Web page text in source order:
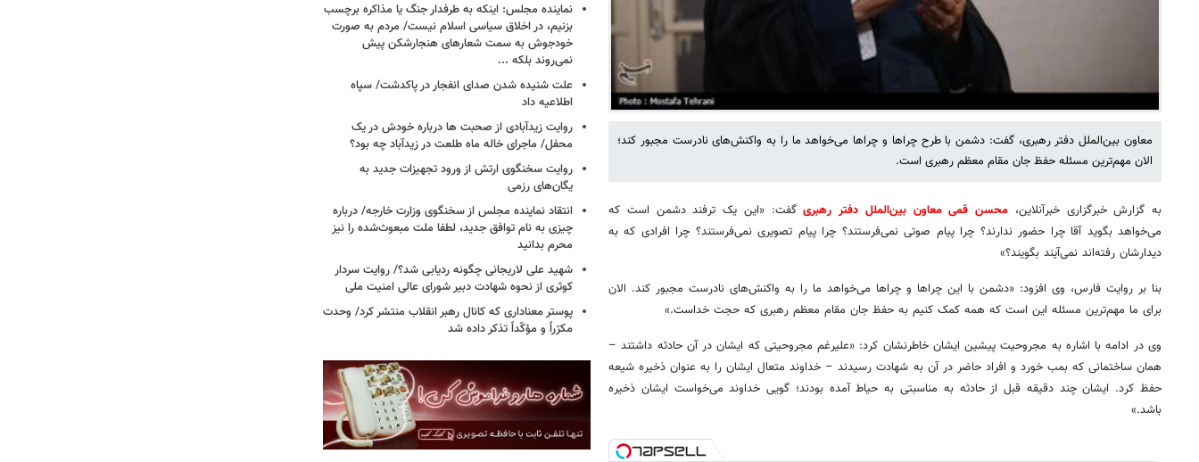
معاون بین‌الملل دفتر رهبری، گفت: دشمن با طرح چراها و چراها می‌خواهد ما را به واکنش‌های نادرست مجبور کند؛
الان مهم‌ترین مسئله حفظ جان مقام معظم رهبری است.
به گزارش خبرگزاری خبرآنلاین، محسن قمی معاون بین‌الملل دفتر رهبریگفت: «این یک ترفند دشمن است که
می‌خواهد بگوید آقا چرا حضور ندارند؟ چرا پیام صوتی نمی‌فرستند؟ چرا پیام تصویری نمی‌فرستند؟ چرا افرادی که به
دیدارشان رفته‌اند نمی‌آیند بگویند؟»
بنا بر روایت فارس، وی افزود: «دشمن با این چراها و چراها می‌خواهد ما را به واکنش‌های نادرست مجبور کند. الان
برای ما مهم‌ترین مسئله این است که همه کمک کنیم به حفظ جان مقام معظم رهبری که حجت خداست.»
وی در ادامه با اشاره به مجروحیت پیشین ایشان خاطرنشان کرد: «علیرغم مجروحیتی که ایشان در آن حادثه داشتند –
همان ساختمانی که بمب خورد و افراد حاضر در آن به شهادت رسیدند – خداوند متعال ایشان را به عنوان ذخیره شیعه
حفظ کرد. ایشان چند دقیقه قبل از حادثه به مناسبتی به حیاط آمده بودند؛ گویی خداوند می‌خواست ایشان ذخیره
باشد.»
نماینده مجلس: اینکه به طرفدار جنگ یا مذاکره برچسب
بزنیم، در اخلاق سیاسی اسلام نیست/ مردم به صورت
خودجوش به سمت شعارهای هنجارشکن پیش
نمی‌روند بلکه ...
علت شنیده شدن صدای انفجار در پاکدشت/ سپاه
اطلاعیه داد
روایت زیدآبادی از صحبت ها درباره خودش در یک
محفل/ ماجرای خاله ماه طلعت در زیدآباد چه بود؟
روایت سخنگوی ارتش از ورود تجهیزات جدید به
یگان‌های رزمی
انتقاد نماینده مجلس از سخنگوی وزارت خارجه/ درباره
چیزی به نام توافق جدید، لطفا ملت مبعوث‌شده را نیز
محرم بدانید
شهید علی لاریجانی چگونه ردیابی شد؟/ روایت سردار
کوثری از نحوه شهادت دبیر شورای عالی امنیت ملی
پوستر معناداری که کانال رهبر انقلاب منتشر کرد/ وحدت
مکرّراً و مؤکّداً تذکر داده شد